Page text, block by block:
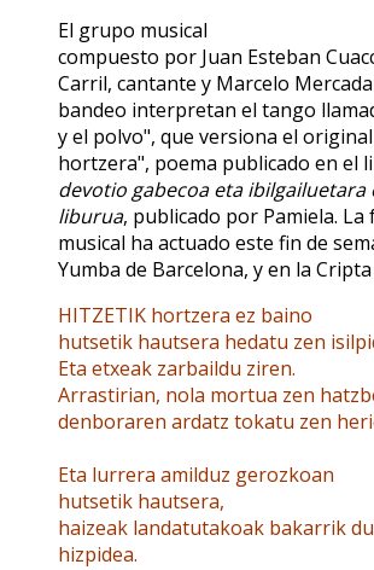
El grupo musical
compuesto por Juan Esteban
Carril, cantante y Marcelo
bandeo interpretan el tango
y el polvo", que versiona el
hortzera", poema publicado en el
devotio gabecoa eta ibilgailuetara
liburua, publicado por Pamiela. La
musical ha actuado este fin de
Yumba de Barcelona, y en la
HITZETIK hortzera ez baino
hutsetik hautsera hedatu zen
Eta etxeak zarbaildu ziren.
Arrastirian, nola mortua zen
denboraren ardatz tokatu zen
Eta lurrera amilduz gerozkoan
hutsetik hautsera,
haizeak landatutakoak bakarrik du
hizpidea.